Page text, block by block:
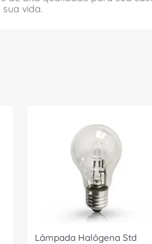
vida.
Lâmpada Halôgena Std